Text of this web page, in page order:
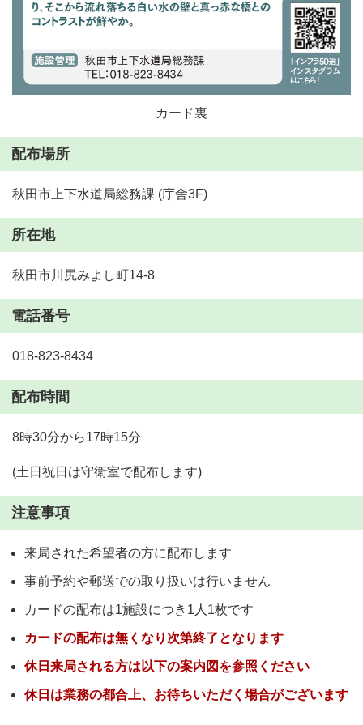
カード裏
配布場所
秋田市上下水道局総務課 (庁舎3F)
所在地
秋田市川尻みよし町14-8
電話番号
018-823-8434
配布時間
8時30分から17時15分
(土日祝日は守衛室で配布します)
注意事項
来局された希望者の方に配布します
事前予約や郵送での取り扱いは行いません
カードの配布は1施設につき1人1枚です
カードの配布は無くなり次第終了となります
休日来局される方は以下の案内図を参照ください
休日は業務の都合上、お待ちいただく場合がございます